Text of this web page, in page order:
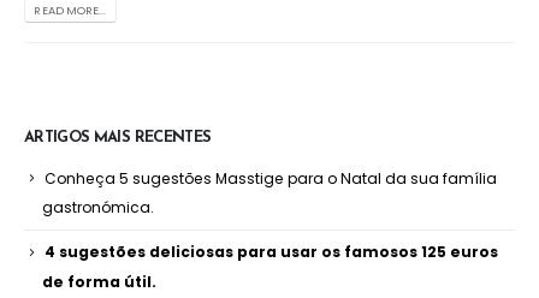
READ MORE...
ARTIGOS MAIS RECENTES
Conheça 5 sugestões Masstige para o Natal da sua família
gastronómica.
4 sugestões deliciosas para usar os famosos 125 euros
de forma útil.